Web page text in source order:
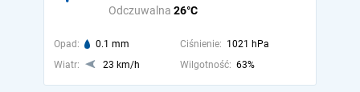
Odczuwalna 26°C
Opad: 0.1 mm Ciśnienie: 1021 hPa
Wiatr:
23 km/h Wilgotność: 63%